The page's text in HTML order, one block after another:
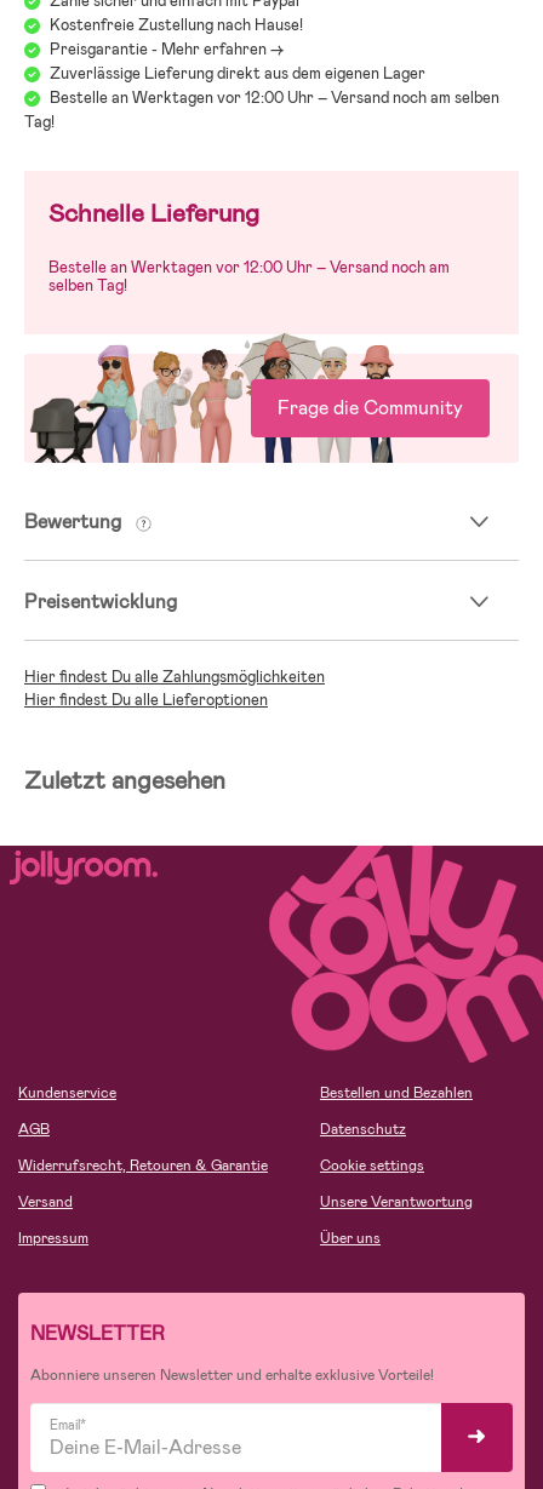
- richtige Unterstützung für Rücken, Beine und Hüfte
- verstellbare Kopf- und Nackenstütze
- wächst mit Deinem Kind mit
- einfach an- und abzulegen
- schnelltrocknend nach der Reinigung
- vom „International Hip Dysplasia Institute“ als gesund für die Hüfte
tragen, muss es alt genug sein, um seinen Kopf ohne Hilfe aufrecht zu
Kostenfreie Zustellung nach Hause!
Preisgarantie - Mehr erfahren ->
Zuverlässige Lieferung direkt aus dem eigenen Lager
Bestelle an Werktagen vor 12:00 Uhr – Versand noch am selben
Tag!
Schnelle Lieferung
Bestelle an Werktagen vor 12:00 Uhr – Versand noch am
selben Tag!
Frage die Community
Bewertung
Preisentwicklung
Hier findest Du alle Zahlungsmöglichkeiten
Hier findest Du alle Lieferoptionen
Zuletzt angesehen
Kundenservice
AGB
Widerrufsrecht, Retouren & Garantie
Versand
Impressum
Bestellen und Bezahlen
Datenschutz
Cookie settings
Unsere Verantwortung
Über uns
NEWSLETTER
Abonniere unseren Newsletter und erhalte exklusive Vorteile!
Email*